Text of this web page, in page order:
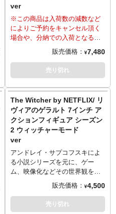
種のドラゴンです。
※この商品は入荷数の減数など
によりご予約をキャンセル頂く
場合や、分納での入荷となる場
ジは輸送用パッケージとなりま
すため、パッケージに多少の傷
やダメージがある場合もござい
技術を惜しみなく投入されての
PVCスタチュー化は、このキャ
ラクターフィギュアがメインと
も言えるフィギュア業界でも稀
トキメキを感じたならば、お部
屋の主としてお招きしてもよい
のではないでしょうか。
ver
※この商品は入荷数の減数など
によりご予約をキャンセル頂く
場合や、分納での入荷となる場
合がございます。
※国内版とは入荷時期が異なっ
入荷遅れなどでキャ
ンセルは承ることはできませ
る小説シリーズを元に、ゲー
ム、映像化などその世界観を広
げる『ウィッチャー』。今回マ
クファーレントイズからリリー
スされるのはNetflixにて制作さ
れたオリジナルドラマ版です。
『ウィッチャー』シーズン2に登
場するゲラルトの愛馬「ロー
で立体化。造形や質感にこだわ
り、細部に至るまで再現。鞍に
付いた鞘に収める事が出来る、
販売価格： ¥7,480
売り切れ
The Witcher by NETFLIX/ リ
ヴィアのゲラルト 7インチ ア
クションフィギュア シーズン
2 ウィッチャーモード
ver
アンドレイ・サプコフスキによ
る小説シリーズを元に、ゲー
ム、映像化などその世界観を広
げる『ウィッチャー』。今回マ
クファーレントイズからリリー
スされるのはNetflixにて制作さ
れたオリジナルドラマ版です。
販売価格： ¥4,500
売り切れ